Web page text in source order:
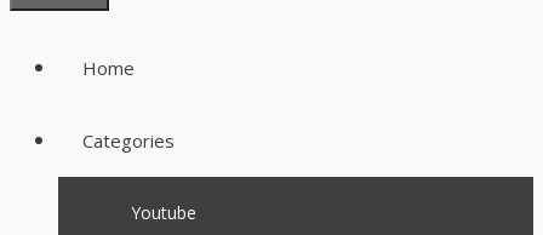
Home
Categories
Youtube